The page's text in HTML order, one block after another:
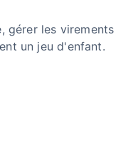
gérer les virements
un jeu d'enfant.